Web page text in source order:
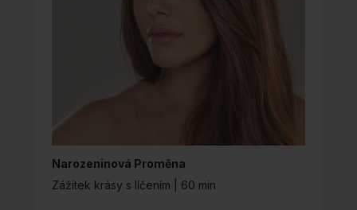
Narozeninová Proměna
Zážitek krásy s líčením | 60 min